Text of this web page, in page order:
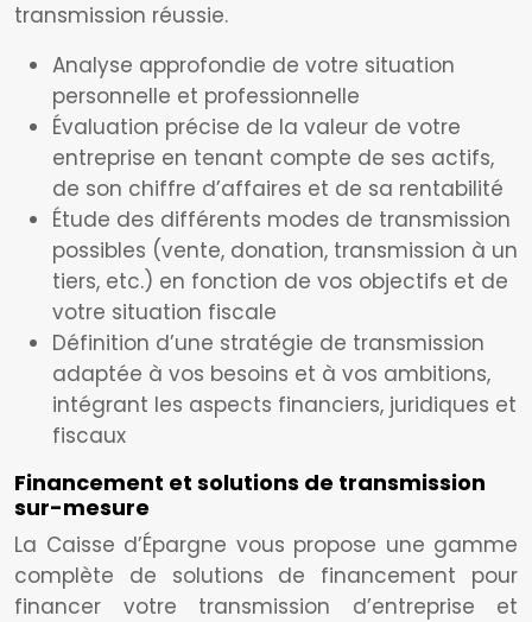
transmission réussie.
Analyse approfondie de votre situation
personnelle et professionnelle
Évaluation précise de la valeur de votre
entreprise en tenant compte de ses actifs,
de son chiffre d’affaires et de sa rentabilité
Étude des différents modes de transmission
possibles (vente, donation, transmission à un
tiers, etc.) en fonction de vos objectifs et de
votre situation fiscale
Définition d’une stratégie de transmission
adaptée à vos besoins et à vos ambitions,
intégrant les aspects financiers, juridiques et
fiscaux
Financement et solutions de transmission
sur-mesure
La Caisse d’Épargne vous propose une gamme
complète de solutions de financement pour
financer votre transmission d’entreprise et